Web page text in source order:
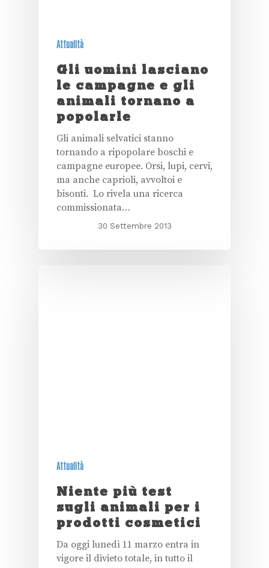
Attualità
Gli uomini lasciano
le campagne e gli
animali tornano a
popolarle
Gli animali selvatici stanno
tornando a ripopolare boschi e
campagne europee. Orsi, lupi, cervi,
ma anche caprioli, avvoltoi e
bisonti. Lo rivela una ricerca
commissionata…
30 Settembre 2013
Attualità
Niente più test
sugli animali per i
prodotti cosmetici
Da oggi lunedì 11 marzo entra in
vigore il divieto totale, in tutto il